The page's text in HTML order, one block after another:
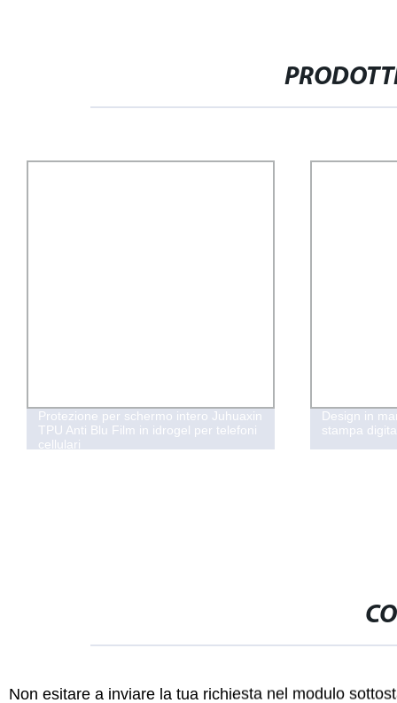
Protezione per schermo intero Juhuaxin
TPU Anti Blu Film in idrogel per telefoni
cellulari
Design in
stampa
Non esitare a inviare la tua richiesta nel modulo